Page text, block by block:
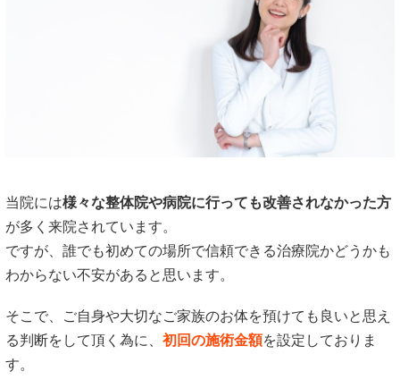
当院には様々な整体院や病院に行っても改善されなかった方
が多く来院されています。
ですが、誰でも初めての場所で信頼できる治療院かどうかも
わからない不安があると思います。
そこで、ご自身や大切なご家族のお体を預けても良いと思え
る判断をして頂く為に、 初回の施術金額を設定しておりま
す。